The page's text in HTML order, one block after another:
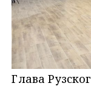
Глава